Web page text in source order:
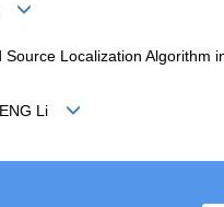
Source Localization Algorithm
Li